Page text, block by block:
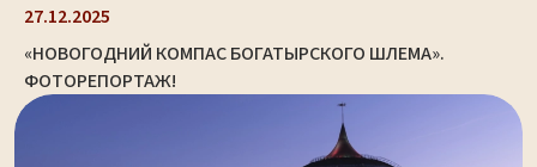
27.12.2025
«НОВОГОДНИЙ КОМПАС БОГАТЫРСКОГО ШЛЕМА».
ФОТОРЕПОРТАЖ!